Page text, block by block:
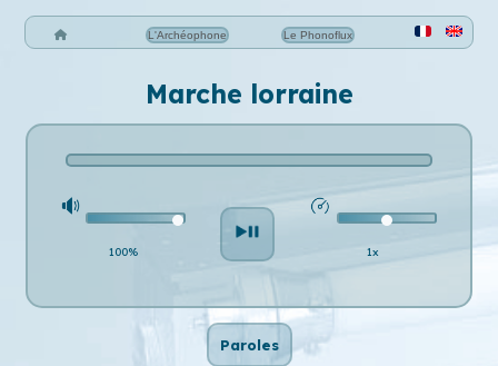
L'Archéophone Le Phonoflux
Marche lorraine
100% 1x
Paroles